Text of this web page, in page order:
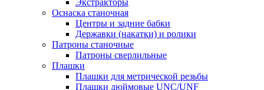
Экстракторы
Оснаска станочная
Центры и задние бабки
Державки (накатки) и ролики
Патроны станочные
Патроны сверлильные
Плашки
Плашки для метрической резьбы
Плашки дюймовые UNC/UNF